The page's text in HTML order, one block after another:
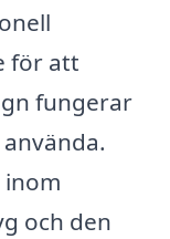
för att
fungerar
inom
och den